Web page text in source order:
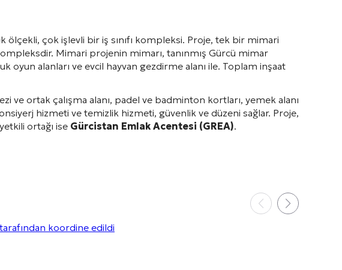
ölçekli, çok işlevli bir iş sınıfı kompleksi. Proje, tek bir mimari
. Mimari projenin mimarı, tanınmış Gürcü mimar
oyun alanları ve evcil hayvan gezdirme alanı ile. Toplam inşaat
ve ortak çalışma alanı, padel ve badminton kortları, yemek alanı
hizmeti ve temizlik hizmeti, güvenlik ve düzeni sağlar. Proje,
ortağı ise Gürcistan Emlak Acentesi (GREA).